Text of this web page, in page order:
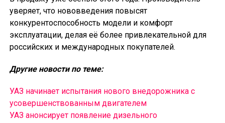
уверяет, что нововведения повысят
конкурентоспособность модели и комфорт
эксплуатации, делая её более привлекательной для
российских и международных покупателей.
Другие новости по теме:
УАЗ начинает испытания нового внедорожника с
усовершенствованным двигателем
УАЗ анонсирует появление дизельного